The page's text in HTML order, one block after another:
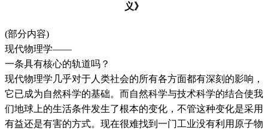
义》
(部分内容)
现代物理学——
一条具有核心的轨道吗？
现代物理学几乎对于人类社会的所有各方面都有深刻的影响，
它已成为自然科学的基础。而自然科学与技术科学的结合使我
们地球上的生活条件发生了根本的变化，不管这种变化是采用
有益还是有害的方式。现在很难找到一门工业没有利用原子物